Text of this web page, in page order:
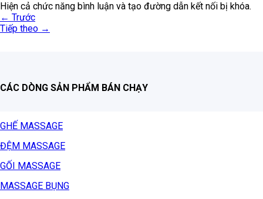
Hiện cả chức năng bình luận và tạo đường dẫn kết nối bị khóa.
← Trước
Tiếp theo →
CÁC DÒNG SẢN PHẨM BÁN CHẠY
GHẾ MASSAGE
ĐỆM MASSAGE
GỐI MASSAGE
MASSAGE BỤNG